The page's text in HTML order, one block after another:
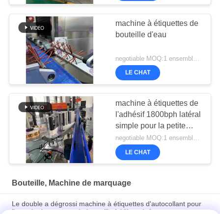
machine à étiquettes de
bouteille d'eau
LE CHAT
machine à étiquettes de
l'adhésif 1800bph latéral
simple pour la petite
bouteille ronde
negotiable MOQ:1 ensemble/PCs pour la boisson mettent la machine à étiquettes en bouteille
LE CHAT
Bouteille, Machine de marquage
Le double a dégrossi machine à étiquettes d'autocollant pour
l'exactitude en verre de bouteille à bière +/- 1mm